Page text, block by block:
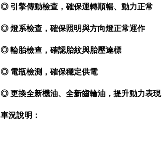
◎ 引擎傳動檢查，確保運轉順暢、動力正常
◎ 燈系檢查，確保照明與方向燈正常運作
◎ 輪胎檢查，確認胎紋與胎壓達標
◎ 電瓶檢測，確保穩定供電
◎ 更換全新機油、全新齒輪油，提升動力表現
車況說明：